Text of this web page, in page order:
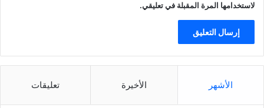
لاستخدامها المرة المقبلة في تعليقي.
الأشهر الأخيرة تعليقات